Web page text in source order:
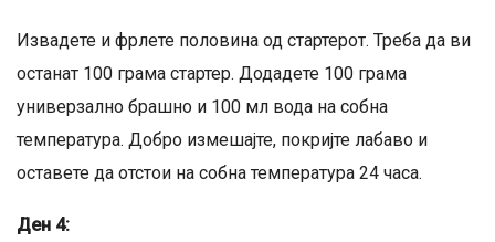
Извадете и фрлете половина од стартерот. Треба да ви
останат 100 грама стартер. Додадете 100 грама
универзално брашно и 100 мл вода на собна
температура. Добро измешајте, покријте лабаво и
оставете да отстои на собна температура 24 часа.
Ден 4: